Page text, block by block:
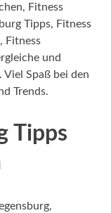
Fitness
Tipps, Fitness
Fitness
und
Viel Spaß bei den
Trends.
Tipps